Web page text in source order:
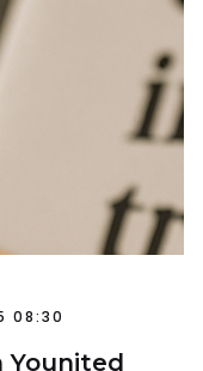
08:30
Younited